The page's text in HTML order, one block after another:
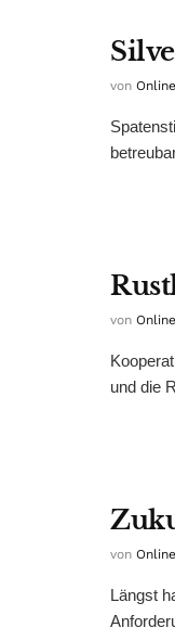
von
von
und die
von
Längst